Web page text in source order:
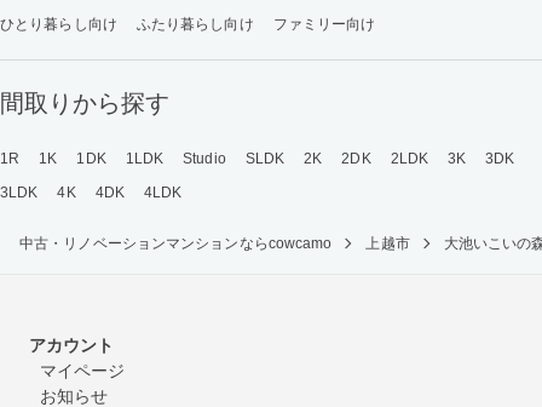
ひとり暮らし向け
ふたり暮らし向け ファミリー向け
間取りから探す
1R 1K 1DK 1LDK Studio SLDK 2K 2DK 2LDK 3K
3DK
3LDK
4K 4DK 4LDK
中古・リノベーションマンションならcowcamo 上越市 大池いこいの
アカウント
マイページ
お知らせ